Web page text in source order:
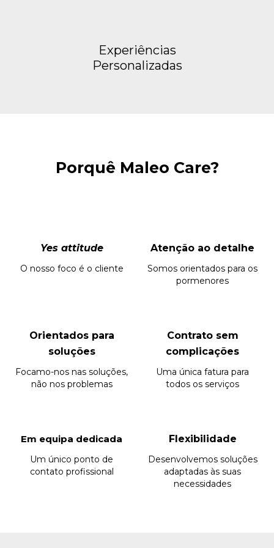
Experiências
Personalizadas
Porquê Maleo Care?
Yes attitude
O nosso foco é o cliente
Atenção ao detalhe
Somos orientados para os
pormenores
Orientados para
soluções
Focamo-nos nas soluções,
não nos problemas
Contrato sem
complicações
Uma única fatura para
todos os serviços
Em equipa dedicada
Um único ponto de
contato profissional
Flexibilidade
Desenvolvemos soluções
adaptadas às suas
necessidades